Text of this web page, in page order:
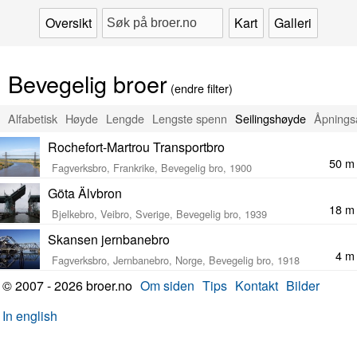
Oversikt Kart Galleri
Bevegelig broer (endre filter)
Alfabetisk Høyde Lengde Lengste spenn Seilingshøyde
Rochefort-Martrou Transportbro
Fagverksbro, Frankrike, Bevegelig bro, 1900 50 m
Göta Älvbron
Bjelkebro, Veibro, Sverige, Bevegelig bro, 1939 18 m
Skansen jernbanebro
Fagverksbro, Jernbanebro, Norge, Bevegelig bro, 1918 4 m
© 2007 - 2026 broer.no Om siden Tips Kontakt Bilder
In english